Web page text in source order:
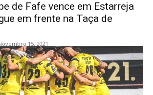
de Fafe vence em Estarreja
em frente na Taça de
15, 2021